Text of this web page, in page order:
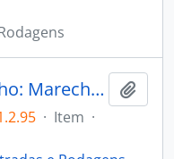
BR-31/ES - Jabaeté - Trecho: Marechal Floriano. Firma: Cia. Mineira Obras S.A
· Item ·